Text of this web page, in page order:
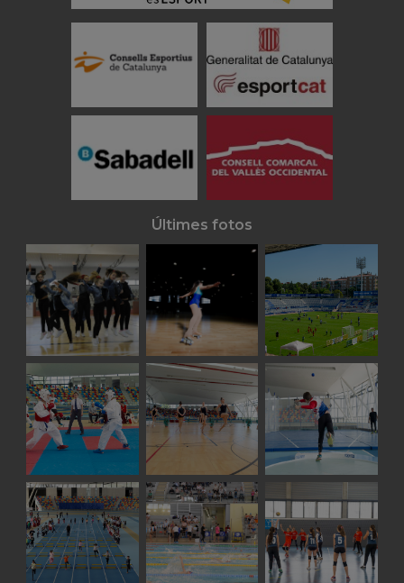
Últimes fotos